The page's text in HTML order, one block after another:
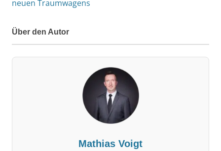
neuen Traumwagens
Über den Autor
Mathias Voigt